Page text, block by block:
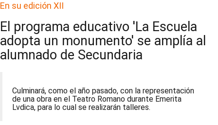
En su edición XII
El programa educativo 'La Escuela
adopta un monumento' se amplía al
alumnado de Secundaria
Culminará, como el año pasado, con la representación
de una obra en el Teatro Romano durante Emerita
Lvdica, para lo cual se realizarán talleres.